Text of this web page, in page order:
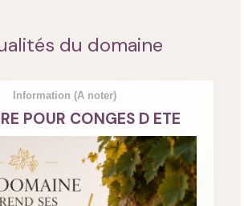
du domaine
Information (A noter)
POUR CONGES D ETE